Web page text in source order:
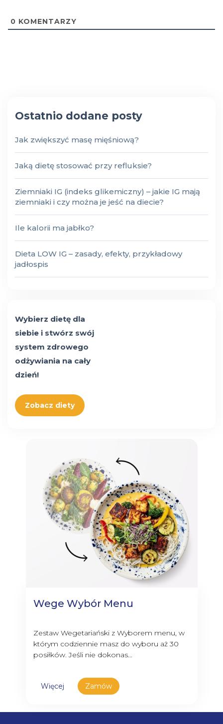
0 KOMENTARZY
Ostatnio dodane posty
Jak zwiększyć masę mięśniową?
Jaką dietę stosować przy refluksie?
Ziemniaki IG (indeks glikemiczny) – jakie IG mają
ziemniaki i czy można je jeść na diecie?
Ile kalorii ma jabłko?
Dieta LOW IG – zasady, efekty, przykładowy
jadłospis
Wybierz dietę dla
siebie i stwórz swój
system zdrowego
odżywiania na cały
dzień!
Zobacz diety
Wege Wybór Menu
Zestaw Wegetariański z Wyborem menu, w
którym codziennie masz do wyboru aż 30
posiłków. Jeśli nie dokonas...
Więcej Zamów